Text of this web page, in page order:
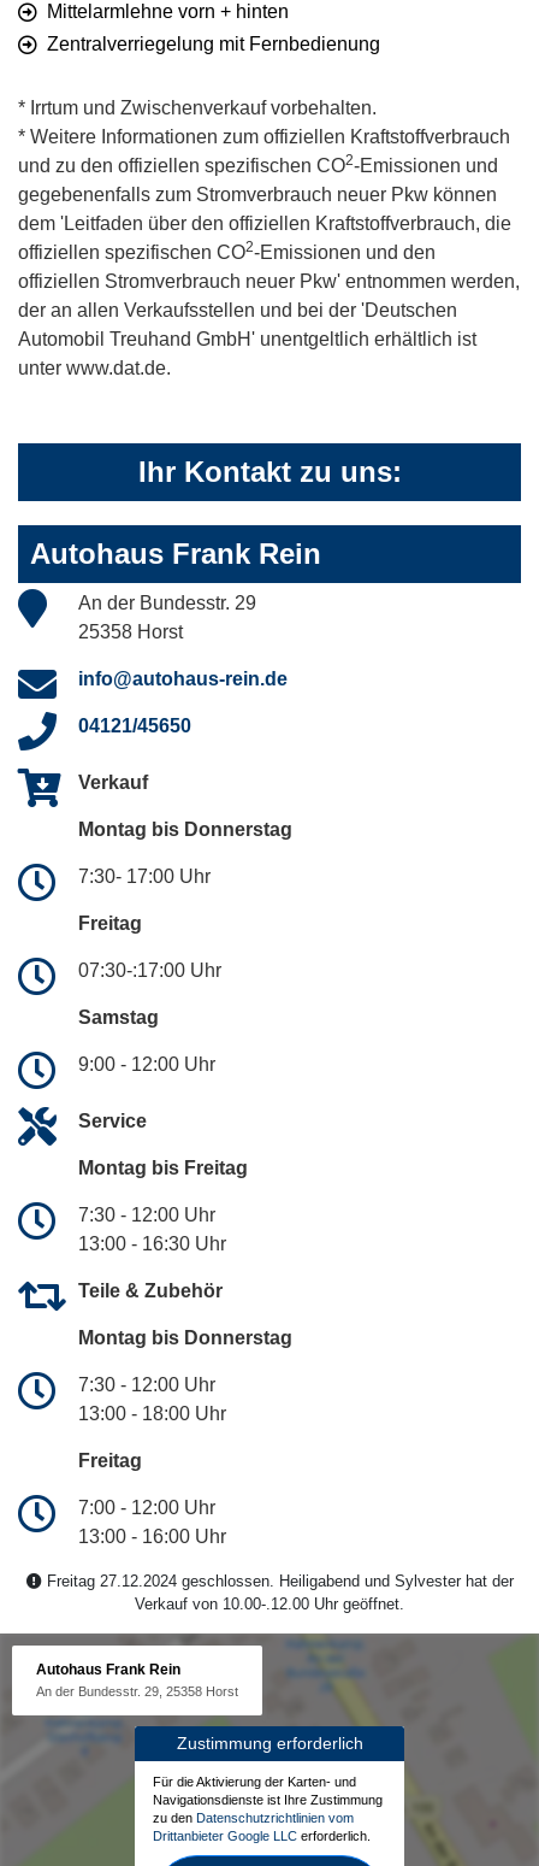
Mittelarmlehne vorn + hinten
Zentralverriegelung mit Fernbedienung
* Irrtum und Zwischenverkauf vorbehalten.
* Weitere Informationen zum offiziellen Kraftstoffverbrauch
und zu den offiziellen spezifischen CO2-Emissionen und
gegebenenfalls zum Stromverbrauch neuer Pkw können
dem 'Leitfaden über den offiziellen Kraftstoffverbrauch, die
offiziellen spezifischen CO2-Emissionen und den
offiziellen Stromverbrauch neuer Pkw' entnommen werden,
der an allen Verkaufsstellen und bei der 'Deutschen
Automobil Treuhand GmbH' unentgeltlich erhältlich ist
unter www.dat.de.
Ihr Kontakt zu uns:
Autohaus Frank Rein
An der Bundesstr. 29
25358 Horst
info@autohaus-rein.de
04121/45650
Verkauf
Montag bis Donnerstag
7:30- 17:00 Uhr
Freitag
07:30-:17:00 Uhr
Samstag
9:00 - 12:00 Uhr
Service
Montag bis Freitag
7:30 - 12:00 Uhr
13:00 - 16:30 Uhr
Teile & Zubehör
Montag bis Donnerstag
7:30 - 12:00 Uhr
13:00 - 18:00 Uhr
Freitag
7:00 - 12:00 Uhr
13:00 - 16:00 Uhr
Freitag 27.12.2024 geschlossen. Heiligabend und Sylvester hat der
Verkauf von 10.00-.12.00 Uhr geöffnet.
Autohaus Frank Rein
An der Bundesstr. 29, 25358 Horst
Zustimmung erforderlich
Für die Aktivierung der Karten- und
Navigationsdienste ist Ihre Zustimmung
zu den Datenschutzrichtlinien vom
Drittanbieter Google LLC erforderlich.